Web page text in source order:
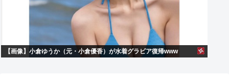
【画像】小倉ゆうか（元・小倉優香）が水着グラビア復帰www